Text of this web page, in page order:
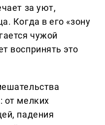
за уют,
Когда в его «зону
чужой
воспринять это
от мелких
падения